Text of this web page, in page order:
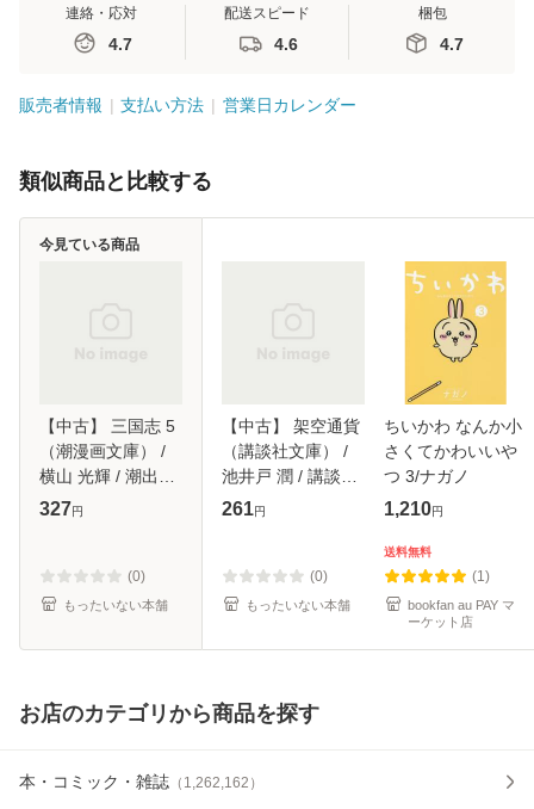
連絡・応対
4.7
配送スピード
4.6
梱包
4.7
販売者情報 支払い方法 営業日カレンダー
類似商品と比較する
【中古】 三国志 5
（潮漫画文庫） /
横山 光輝 / 潮出版
社 [コミック]【メ
327円
(0)
もったいない本舗
今見ている商品
【中古】 架空通貨
（講談社文庫） /
池井戸 潤 / 講談社
[文庫]【メール便送
261円
(0)
もったいない本舗
ちいかわ なんか小
さくてかわいいや
つ 3/ナガノ
1,210円
送料無料
(1)
bookfan au PAY マ
ーケット店
お店のカテゴリから商品を探す
本・コミック・雑誌 （ 1,262,162 ）